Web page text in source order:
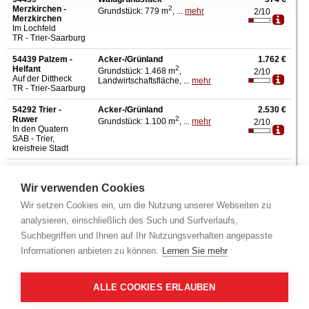
Wir verwenden Cookies
Wir setzen Cookies ein, um die Nutzung unserer Webseiten zu
analysieren, einschließlich des Such und Surfverlaufs,
Suchbegriffen und Ihnen auf Ihr Nutzungsverhalten angepasste
Informationen anbieten zu können. Lernen Sie mehr
ALLE COOKIES ERLAUBEN
Merzkirchen -
Merzkirchen
Im Lochfeld
TR - Trier-Saarburg
Grundstück: 779 m2, ... mehr
2/10
54439 Palzem -
Helfant
Auf der Dittheck
TR - Trier-Saarburg
Acker-/Grünland
Grundstück: 1.468 m2,
Landwirtschaftsfläche, ... mehr
1.762 €
2/10
54292 Trier -
Ruwer
In den Quatern
SAB - Trier,
kreisfreie Stadt
Acker-/Grünland
Grundstück: 1.100 m2, ... mehr
2.530 €
2/10
Ellerwies
Grundstück: 4.551 m
54439 Palzem -
Helfant
Hinterm Kreutz
TR - Trier-Saarburg
Acker-/Grünland
Grundstück: 7.164 m , ...mehr
2/10
54332
Grundstück
Grundstück: 75 m , Grünfläche, ...
mehr
11.800 €